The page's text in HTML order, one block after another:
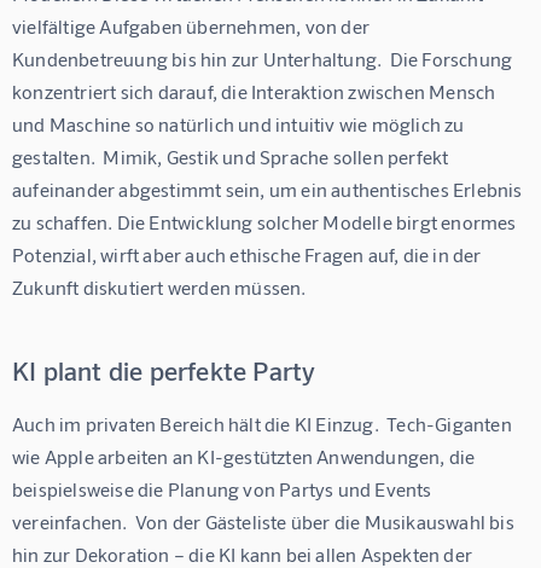
vielfältige Aufgaben übernehmen, von der
Kundenbetreuung bis hin zur Unterhaltung.  Die Forschung
konzentriert sich darauf, die Interaktion zwischen Mensch
und Maschine so natürlich und intuitiv wie möglich zu
gestalten.  Mimik, Gestik und Sprache sollen perfekt
aufeinander abgestimmt sein, um ein authentisches Erlebnis
zu schaffen. Die Entwicklung solcher Modelle birgt enormes
Potenzial, wirft aber auch ethische Fragen auf, die in der
Zukunft diskutiert werden müssen.
KI plant die perfekte Party
Auch im privaten Bereich hält die KI Einzug.  Tech-Giganten
wie Apple arbeiten an KI-gestützten Anwendungen, die
beispielsweise die Planung von Partys und Events
vereinfachen.  Von der Gästeliste über die Musikauswahl bis
hin zur Dekoration – die KI kann bei allen Aspekten der